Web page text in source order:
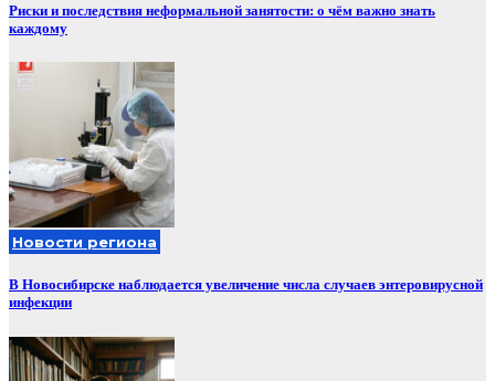
Риски и последствия неформальной занятости: о чём важно знать
каждому
Новости региона
В Новосибирске наблюдается увеличение числа случаев энтеровирусной
инфекции